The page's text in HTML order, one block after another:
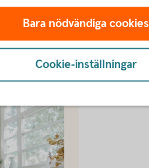
Bara nödvändiga cookies
Cookie-inställningar